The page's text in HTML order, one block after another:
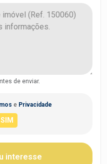
de enviar.
e Privacidade
interesse